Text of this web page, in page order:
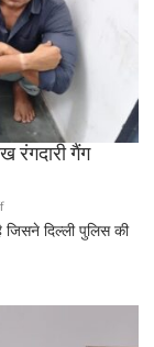
अकेले
विदा
रंगदारी गैंग
on
गुरुग्राम
दिल्ली
जिसने दिल्ली पुलिस की